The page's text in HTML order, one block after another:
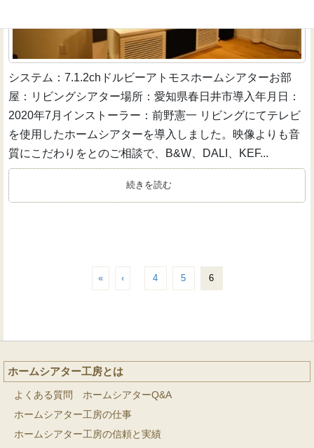
システム：7.1.2chドルビーアトモスホームシアターお部
屋：リビングシアター場所：愛知県春日井市導入年月日：
2020年7月インストーラー：前野憲一 リビングにてテレビ
を使用したホームシアターを導入しました。映像よりも音
質にこだわりをとのご相談で、B&W、DALI、KEF...
続きを読む
« ‹ 4 5 6
ホームシアター工房とは
よくある質問 ホームシアターQ&A
ホームシアター工房の仕事
ホームシアター工房の信頼と実績